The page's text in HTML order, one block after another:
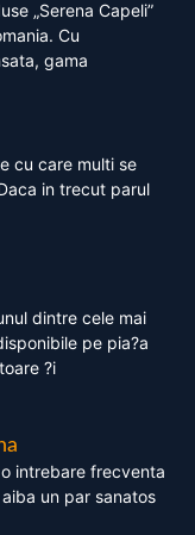
„Serena Capeli”
Cu
gama
cu care multi se
in trecut parul
dintre cele mai
pe pia?a
?i
intrebare frecventa
un par sanatos